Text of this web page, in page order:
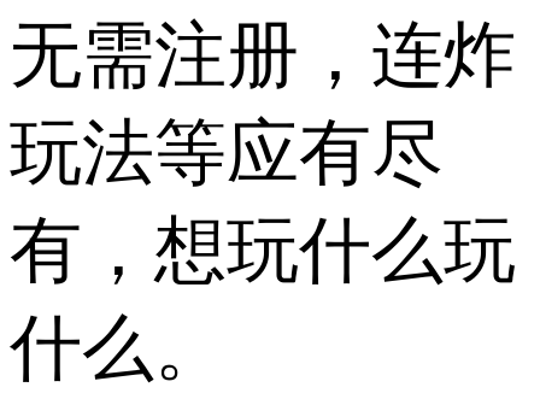
无需注册，连炸
玩法等应有尽
有，想玩什么玩
什么。